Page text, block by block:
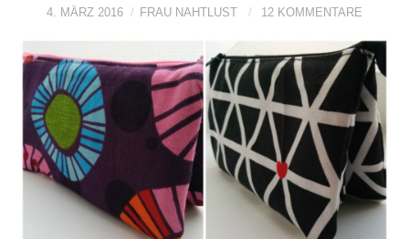
4. MÄRZ 2016 FRAU NAHTLUST 12 KOMMENTARE